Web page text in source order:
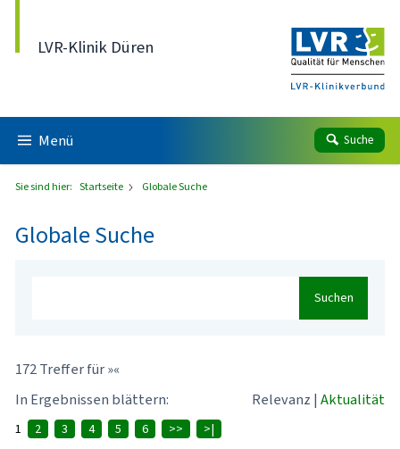
LVR-Klinik Düren
Menü Suche
Sie sind hier: Startseite Globale Suche
Globale Suche
Suchen
172 Treffer für »«
In Ergebnissen blättern:
Relevanz | Aktualität
1 2 3 4 5 6 >> >|